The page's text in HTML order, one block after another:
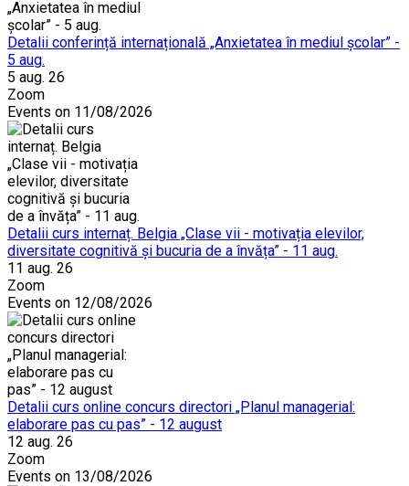
Detalii conferință internațională „Anxietatea în mediul școlar” -
5 aug.
5 aug. 26
Zoom
Events on 11/08/2026
Detalii curs internaț. Belgia „Clase vii - motivația elevilor,
diversitate cognitivă și bucuria de a învăța” - 11 aug.
11 aug. 26
Zoom
Events on 12/08/2026
Detalii curs online concurs directori „Planul managerial:
elaborare pas cu pas” - 12 august
12 aug. 26
Zoom
Events on 13/08/2026